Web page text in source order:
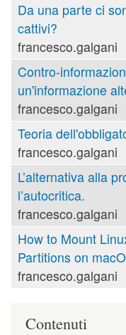
Da una parte ci
cattivi?
francesco.galgani
Contro-
un'informazione
francesco.galgani
Teoria
francesco.galgani
L’alternativa alla
l’autocritica.
francesco.galgani
How to Mount
Partitions on
francesco.galgani
Contenuti